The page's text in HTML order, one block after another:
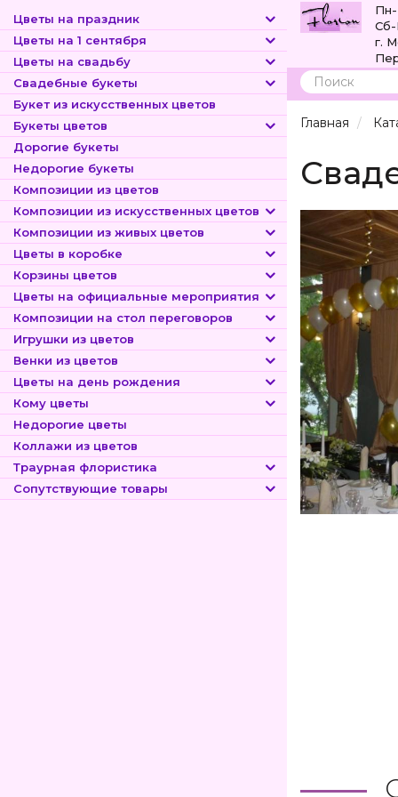
Цветы на праздник
Цветы на 1 сентября
Цветы на свадьбу
Свадебные букеты
Букет из искусственных цветов
Букеты цветов
Дорогие букеты
Недорогие букеты
Композиции из цветов
Композиции из искусственных цветов
Композиции из живых цветов
Цветы в коробке
Корзины цветов
Цветы на официальные мероприятия
Композиции на стол переговоров
Игрушки из цветов
Венки из цветов
Цветы на день рождения
Кому цветы
Недорогие цветы
Коллажи из цветов
Траурная флористика
Сопутствующие товары
Сб-
г.
Поиск
Главная